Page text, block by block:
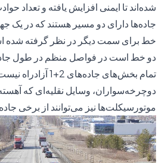
شده‌اند تا ایمنی افزایش یافته و تعداد
جاده‌ها دارای دو مسیر هستند که در
خط برای سمت دیگر در نظر گرفته شده
دو خط است در فواصل منظم در طول
تمام بخش‌های جاده‌های
دوچرخه‌سواران، وسایل نقلیه‌ای که
موتورسیکلت‌ها نیز می‌توانند از برخی جاده‌های2+1